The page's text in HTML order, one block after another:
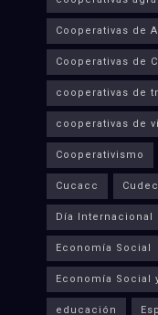
Cooperativas de
Cooperativas de
cooperativas de
cooperativas de
Cooperativismo
Cucacc
Día Internacional
Economía Social
Economía Social
educación